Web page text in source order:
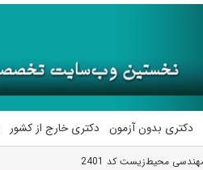
دکتری بدون آزمون دکتری خارج از کشور